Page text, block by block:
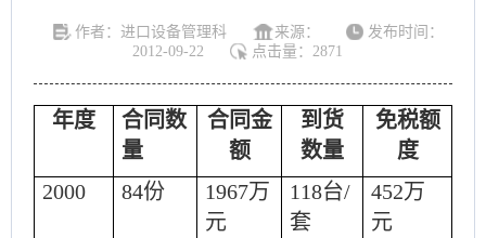
作者：进口设备管理科 来源：
发布时间：
2012-09-22
点击量： 2871
年度
合同数
量
合同金
额
到货
数量
免税额
度
2000
84份 1967万
元
118台/
套
452万
元